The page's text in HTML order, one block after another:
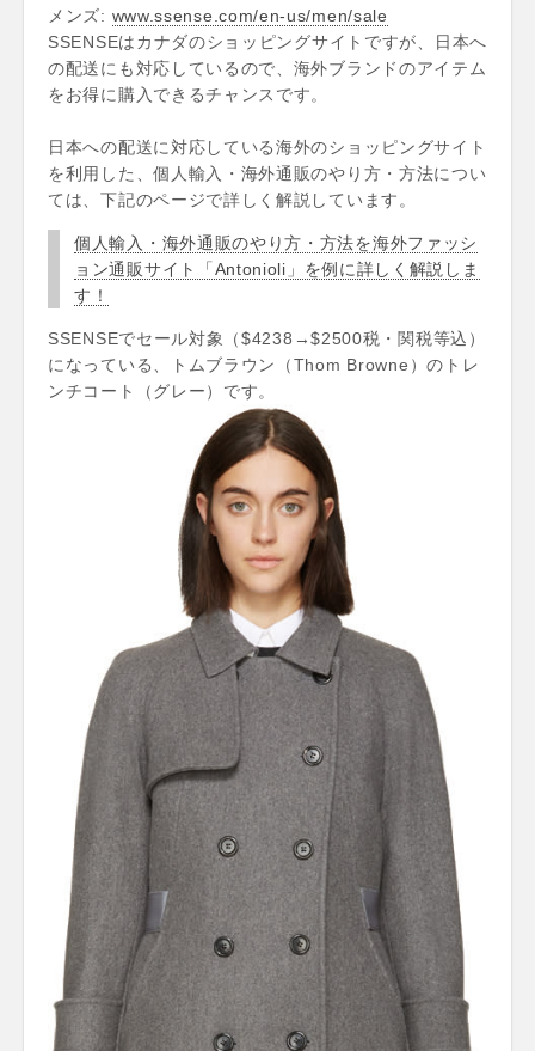
メンズ: www.ssense.com/en-us/men/sale
SSENSEはカナダのショッピングサイトですが、日本へ
の配送にも対応しているので、海外ブランドのアイテム
をお得に購入できるチャンスです。
日本への配送に対応している海外のショッピングサイト
を利用した、個人輸入・海外通販のやり方・方法につい
ては、下記のページで詳しく解説しています。
個人輸入・海外通販のやり方・方法を海外ファッシ
ョン通販サイト「Antonioli」を例に詳しく解説しま
す！
SSENSEでセール対象（$4238→$2500税・関税等込）
になっている、トムブラウン（Thom Browne）のトレ
ンチコート（グレー）です。